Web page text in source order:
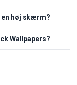
en høj skærm?
Wallpapers?